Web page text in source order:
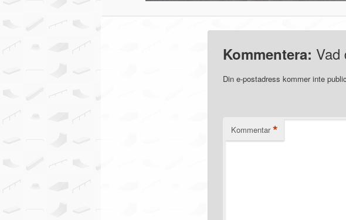
Kommentera: Vad
Din e-postadress kommer inte
Kommentar *